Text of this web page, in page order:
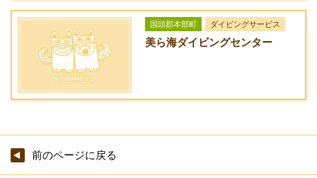
路線バス：那覇空港より[路線No.20 名護西線]を利用し、終点
「名護バスターミナル」で下車、タクシーで運天港まで。
チン
円〜2,000
円
（お一人
様につ
き）
予約）
夕暮
2,000円
程
事前予約）
国頭郡本部町 ダイビングサービス
美ら海ダイビングセンター
前のページに戻る